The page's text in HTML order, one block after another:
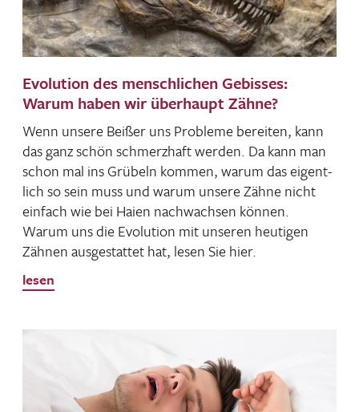
Evolution des menschlichen Gebisses:
Warum haben wir überhaupt Zähne?
Wenn unsere Beißer uns Probleme bereiten, kann
das ganz schön schmerz­haft werden. Da kann man
schon mal ins Grübeln kommen, warum das eigent­
lich so sein muss und warum unsere Zähne nicht
einfach wie bei Haien nach­wachsen können.
Warum uns die Evolu­tion mit unseren heutigen
Zähnen ausge­stattet hat, lesen Sie hier.
lesen